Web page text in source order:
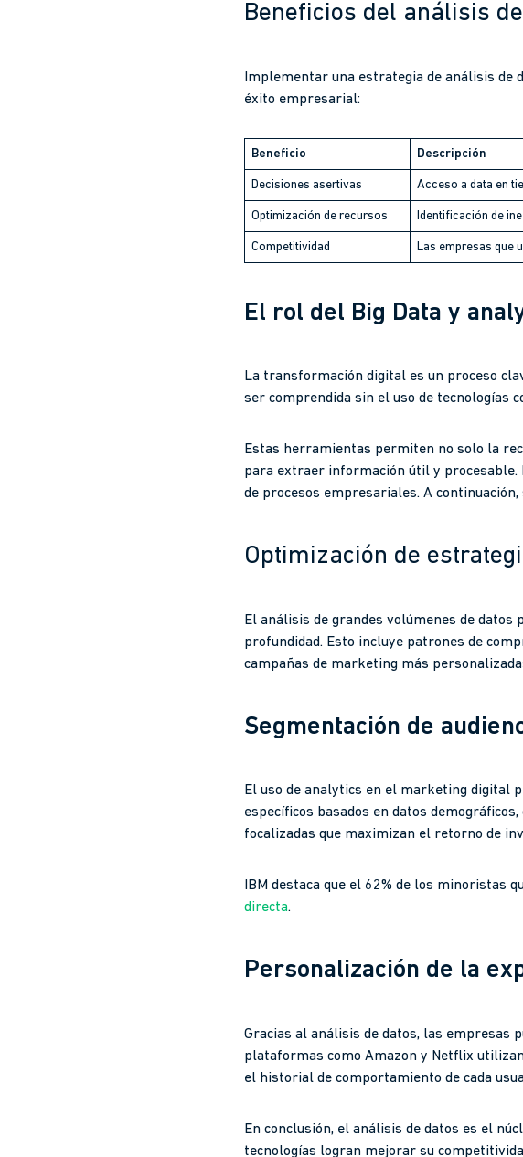
Beneficios del análisis
Implementar una estrategia de análisis de
éxito empresarial:
Beneficio Descripción
Decisiones asertivas Acceso a data en
Optimización de recursos Identificación de
Competitividad Las empresas que
El rol del Big Data y
La transformación digital es un proceso
ser comprendida sin el uso de tecnologías
Estas herramientas permiten no solo la
para extraer información útil y procesable.
de procesos empresariales. A
Optimización de
El análisis de grandes volúmenes de
profundidad. Esto incluye patrones de
campañas de marketing más
Segmentación de
El uso de analytics en el marketing digital
específicos basados en datos
focalizadas que maximizan el retorno de
IBM destaca que el 62% de los minoristas
directa.
Personalización de la
Gracias al análisis de datos, las empresas
plataformas como Amazon y Netflix
el historial de comportamiento de cada
En conclusión, el análisis de datos es el
tecnologías logran mejorar su